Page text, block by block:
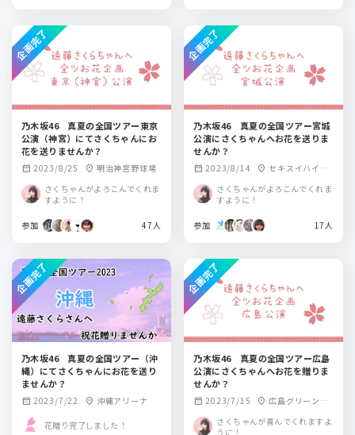
乃木坂46 真夏の全国ツアー東京
公演（神宮）にてさくちゃんにお
花を送りませんか？
calendar_month 2023/8/25 location_on 明治神宮野球場
さくちゃんがよろこんでくれま
すように！
参加 47人
企画完了
乃木坂46 真夏の全国ツアー宮城
公演にさくちゃんへお花を送りま
せんか？
calendar_month 2023/8/14 location_on セキスイハイム
さくちゃんがよろこんでくれま
すように！
参加 17人
企画完了
乃木坂46 真夏の全国ツアー（沖
縄）にてさくちゃんにお花を送り
ませんか？
calendar_month 2023/7/22 location_on 沖縄アリーナ
花贈り完了しました！
企画完了
乃木坂46 真夏の全国ツアー広島
公演にさくちゃんへお花を贈りま
せんか？
calendar_month 2023/7/15 location_on 広島グリーンア
さくちゃんが喜んでくれますよ
うに！
企画完了